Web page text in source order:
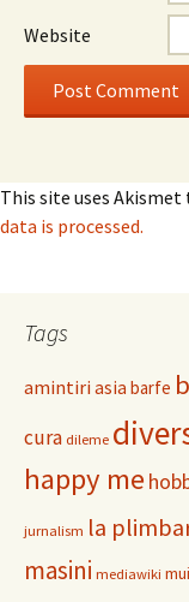
Website
This site uses Akismet
data is processed.
Tags
amintiriasia barfe
cura dileme
happy me
jurnalism la
masini mediawiki